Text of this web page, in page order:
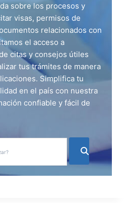
sobre los procesos y
visas, permisos de
relacionados con
el acceso a
citas y consejos útiles
tus trámites de manera
Simplifica tu
en el país con nuestra
confiable y fácil de